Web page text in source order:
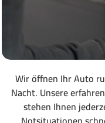
Wir öffnen Ihr Auto
Nacht. Unsere
stehen Ihnen